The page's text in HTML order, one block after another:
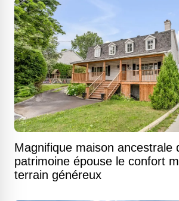
Magnifique maison ancestrale
patrimoine épouse le confort
terrain généreux